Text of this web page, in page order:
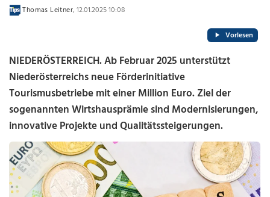
Thomas Leitner, 12.01.2025 10:08
Vorlesen
NIEDERÖSTERREICH. Ab Februar 2025 unterstützt
Niederösterreichs neue Förderinitiative
Tourismusbetriebe mit einer Million Euro. Ziel der
sogenannten Wirtshausprämie sind Modernisierungen,
innovative Projekte und Qualitätssteigerungen.